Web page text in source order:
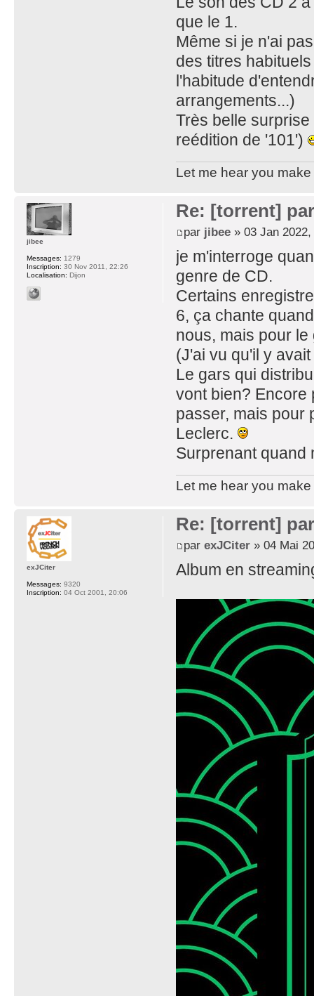
que le 1.
Même si je n'ai
des titres
l'habitude
arrangements...)
Très belle
reédition de '101')
Let me hear you
Re: [torrent]
par jibee» 03 Jan 2022,
je m'interroge
genre de CD.
Certains
6, ça chante
nous, mais pour
(J'ai vu qu'il y
Le gars qui
vont bien? Encore
passer, mais pour
Leclerc.
Surprenant quand
Let me hear you
jibee
Messages: 1279
Inscription: 30 Nov 2011, 22:26
Localisation: Dijon
Re: [torrent]
par exJCiter» 04 Mai
Album en
exJCiter
Messages: 9320
Inscription: 04 Oct 2001, 20:06